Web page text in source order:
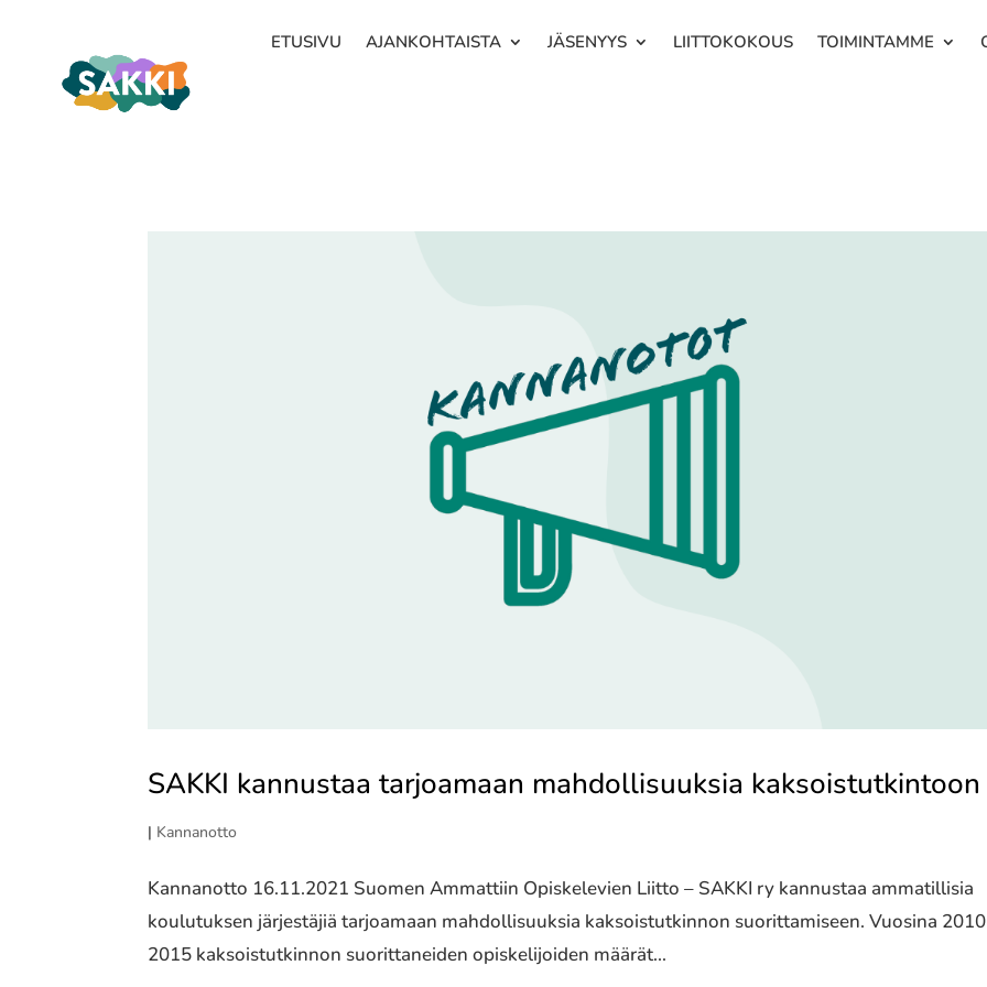
ETUSIVU AJANKOHTAISTA JÄSENYYS LIITTOKOKOUS TOIMINTAMME
SAKKI kannustaa tarjoamaan mahdollisuuksia kaksoistutkintoon
| Kannanotto
Kannanotto 16.11.2021 Suomen Ammattiin Opiskelevien Liitto – SAKKI ry kannustaa ammatillisia
koulutuksen järjestäjiä tarjoamaan mahdollisuuksia kaksoistutkinnon suorittamiseen. Vuosina
2015 kaksoistutkinnon suorittaneiden opiskelijoiden määrät...